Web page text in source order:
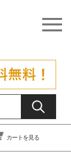
カートを見る